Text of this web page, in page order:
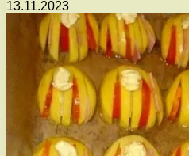
13.11.2023